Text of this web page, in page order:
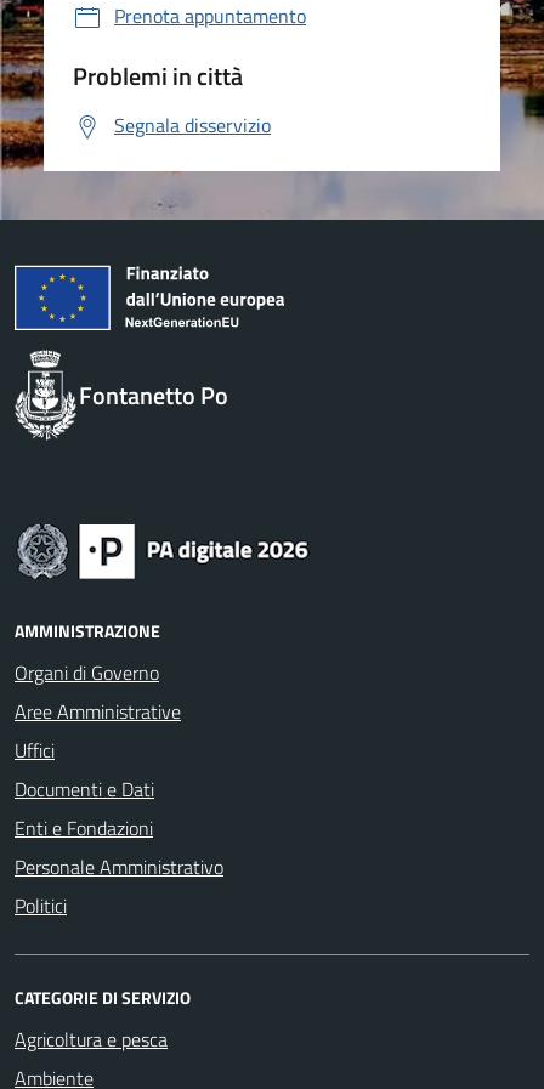
Prenota appuntamento
Problemi in città
Segnala disservizio
Fontanetto Po
AMMINISTRAZIONE
Organi di Governo
Aree Amministrative
Uffici
Documenti e Dati
Enti e Fondazioni
Personale Amministrativo
Politici
CATEGORIE DI SERVIZIO
Agricoltura e pesca
Ambiente